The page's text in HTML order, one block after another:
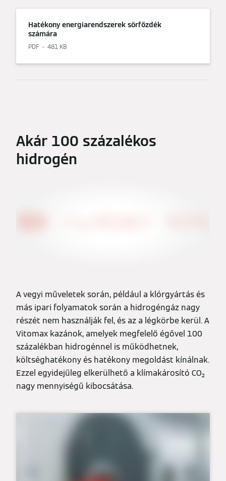
Hatékony energiarendszerek sörfőzdék
számára
PDF 481 KB
Akár 100 százalékos
hidrogén
A vegyi műveletek során, például a klórgyártás és
más ipari folyamatok során a hidrogéngáz nagy
részét nem használják fel, és az a légkörbe kerül. A
Vitomax kazánok, amelyek megfelelő égővel 100
százalékban hidrogénnel is működhetnek,
költséghatékony és hatékony megoldást kínálnak.
Ezzel egyidejűleg elkerülhető a klímakárosító CO₂
nagy mennyiségű kibocsátása.